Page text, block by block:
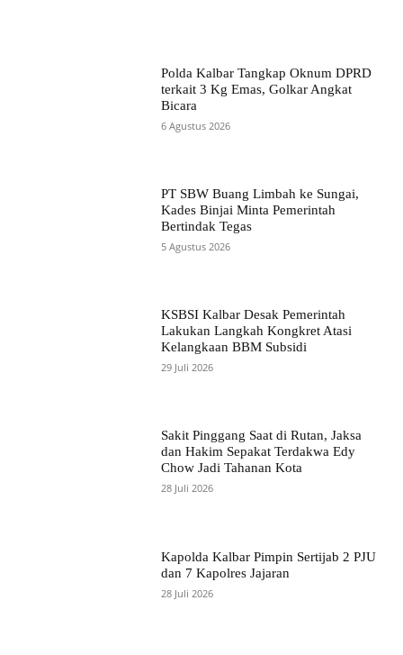
Polda Kalbar Tangkap Oknum DPRD
terkait 3 Kg Emas, Golkar Angkat
Bicara
6 Agustus 2026
PT SBW Buang Limbah ke Sungai,
Kades Binjai Minta Pemerintah
Bertindak Tegas
5 Agustus 2026
KSBSI Kalbar Desak Pemerintah
Lakukan Langkah Kongkret Atasi
Kelangkaan BBM Subsidi
29 Juli 2026
Sakit Pinggang Saat di Rutan, Jaksa
dan Hakim Sepakat Terdakwa Edy
Chow Jadi Tahanan Kota
28 Juli 2026
Kapolda Kalbar Pimpin Sertijab 2 PJU
dan 7 Kapolres Jajaran
28 Juli 2026